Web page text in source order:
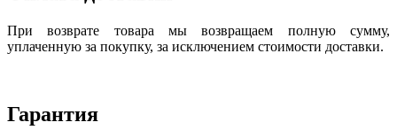
При возврате товара мы возвращаем полную сумму,
уплаченную за покупку, за исключением стоимости доставки.
Гарантия